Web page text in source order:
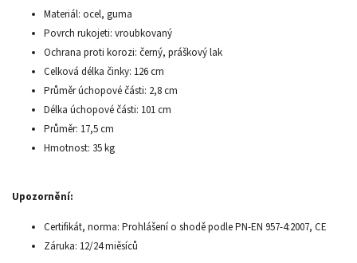
Materiál: ocel, guma
Povrch rukojeti: vroubkovaný
Ochrana proti korozi: černý, práškový lak
Celková délka činky: 126 cm
Průměr úchopové části: 2,8 cm
Délka úchopové části: 101 cm
Průměr: 17,5 cm
Hmotnost: 35 kg
Upozornění:
Certifikát, norma: Prohlášení o shodě podle PN-EN 957-4:2007, CE
Záruka: 12/24 miěsíců